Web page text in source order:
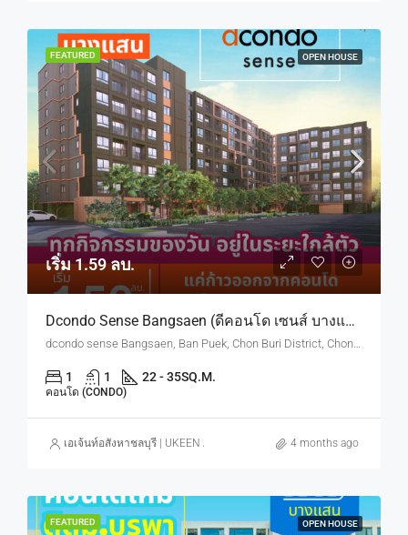
FEATURED OPEN HOUSE
เริ่ม 1.59 ลบ.
Dcondo Sense Bangsaen (ดีคอนโด เซนส์ บางแสน) ทำเลใกล้ ม.บูรพา
dcondo sense Bangsaen, Ban Puek, Chon Buri District, Chon Buri, Thailand
1 1 22 - 35SQ.M.
คอนโด (CONDO)
เอเจ้นท์อสังหาชลบุรี | UKEEN ASSET CO., LTD. 4 months ago
FEATURED OPEN HOUSE